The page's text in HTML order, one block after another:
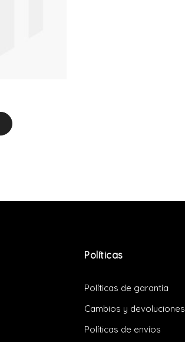
Políticas
Políticas de garantía
Cambios y devoluciones
Políticas de envíos